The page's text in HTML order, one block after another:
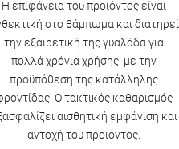
Η επιφάνεια του προϊόντος είναι
στο θάμπωμα και διατηρεί
την εξαιρετική της γυαλάδα για
πολλά χρόνια χρήσης, με την
προϋπόθεση της κατάλληλης
Ο τακτικός καθαρισμός
αισθητική εμφάνιση και
αντοχή του προϊόντος.